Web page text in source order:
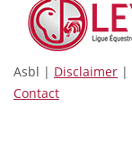
Asbl | Disclaimer |
Contact